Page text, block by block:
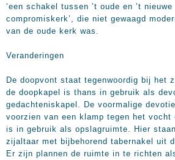
‘een schakel tussen ’t oude en ’t
compromiskerk’, die niet gewaagd
van de oude kerk was.
Veranderingen
De doopvont staat tegenwoordig bij het
de doopkapel is thans in gebruik als
gedachteniskapel. De voormalige
voorzien van een klamp tegen het
is in gebruik als opslagruimte. Hier
zijaltaar met bijbehorend tabernakel uit
Er zijn plannen de ruimte in te richten